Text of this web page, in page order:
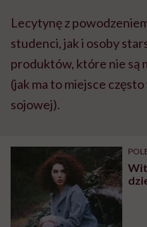
Lecytynę z
studenci, jak i osoby
produktów, które nie są
(jak ma to miejsce
sojowej).